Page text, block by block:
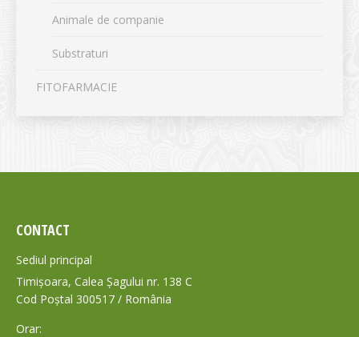
Animale de companie
Substraturi
FITOFARMACIE
CONTACT
Sediul principal
Timișoara, Calea Șagului nr. 138 C
Cod Poștal 300517 / România
Orar: